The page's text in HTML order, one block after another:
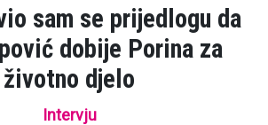
sam se prijedlogu da
dobije Porina za
životno djelo
Intervju